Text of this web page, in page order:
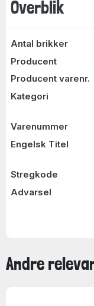
Overblik
Antal brikker
Producent
Producent varenr.
Kategori
Varenummer
Engelsk Titel
Stregkode
Advarsel
Andre